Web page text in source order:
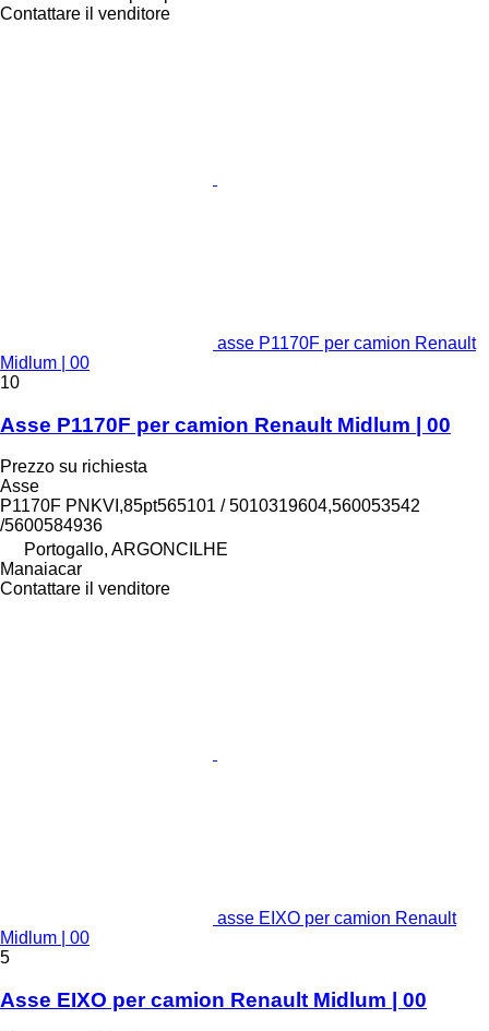
Contattare il venditore
asse P1170F per camion Renault
Midlum | 00
10
Asse P1170F per camion Renault Midlum | 00
Prezzo su richiesta
Asse
P1170F PNKVI,85pt565101 / 5010319604,560053542
/5600584936
Portogallo, ARGONCILHE
Manaiacar
Contattare il venditore
asse EIXO per camion Renault
Midlum | 00
5
Asse EIXO per camion Renault Midlum | 00